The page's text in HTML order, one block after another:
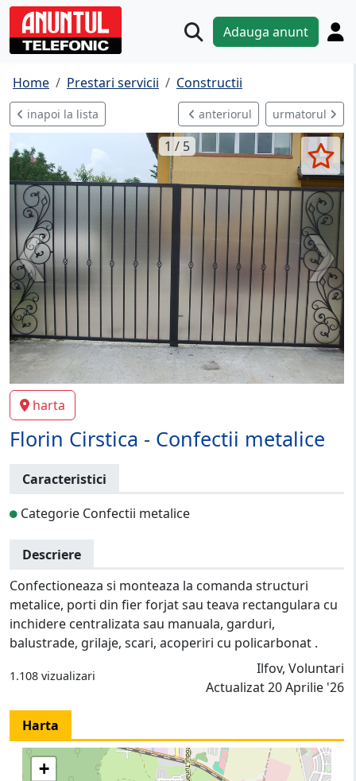
Adauga anunt
Home Prestari servicii Constructii
inapoi la lista anteriorul urmatorul
1 / 5
harta
Florin Cirstica - Confectii metalice
Caracteristici
Categorie Confectii metalice
Descriere
Confectioneaza si monteaza la comanda structuri
metalice, porti din fier forjat sau teava rectangulara cu
inchidere centralizata sau manuala, garduri,
balustrade, grilaje, scari, acoperiri cu policarbonat .
1.108 vizualizari
Ilfov, Voluntari
Actualizat 20 Aprilie '26
Harta
+